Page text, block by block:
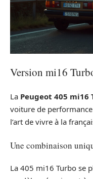
Version mi16
La Peugeot 405 mi16
voiture de
l’art de vivre à la
Une combinaison
La 405 mi16 Turbo se